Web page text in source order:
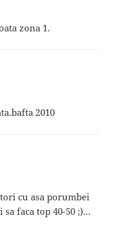
zona 1.
2010
cu asa porumbei
faca top 40-50 ;)…